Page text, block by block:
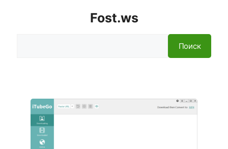
Fost.ws
Поиск